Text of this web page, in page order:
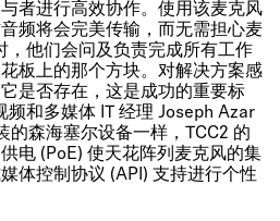
者进行高效协作。使用该麦克风
频将会完美传输，而无需担心麦
，他们会问及负责完成所有工作
板上的那个方块。对解决方案感
是否存在，这是成功的重要标
频和多媒体 IT 经理 Joseph Azar
的森海塞尔设备一样，TCC2 的
电 (PoE) 使天花阵列麦克风的集
体控制协议 (API) 支持进行个性